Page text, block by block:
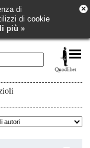
di
di cookie
più »
×